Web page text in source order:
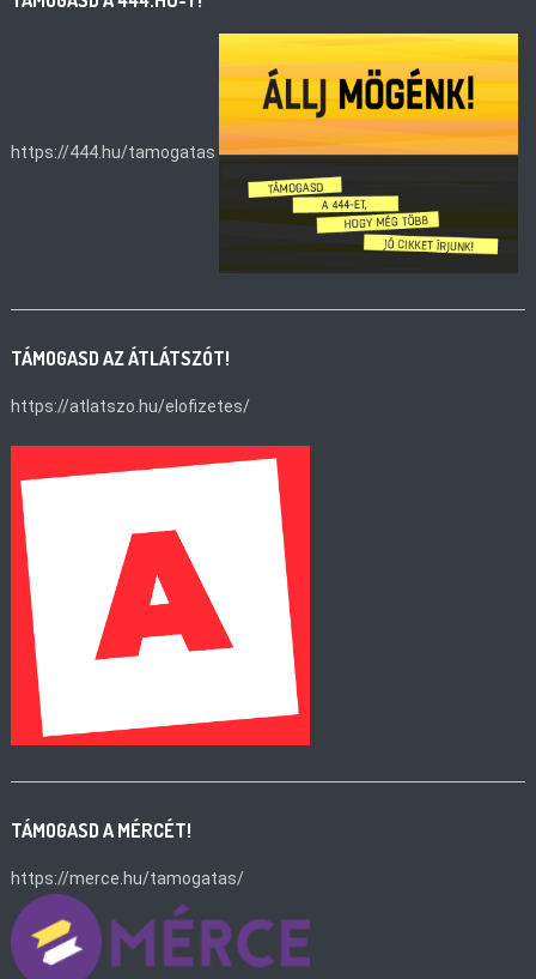
https://444.hu/tamogatas
TÁMOGASD AZ ÁTLÁTSZÓT!
https://atlatszo.hu/elofizetes/
TÁMOGASD A MÉRCÉT!
https://merce.hu/tamogatas/